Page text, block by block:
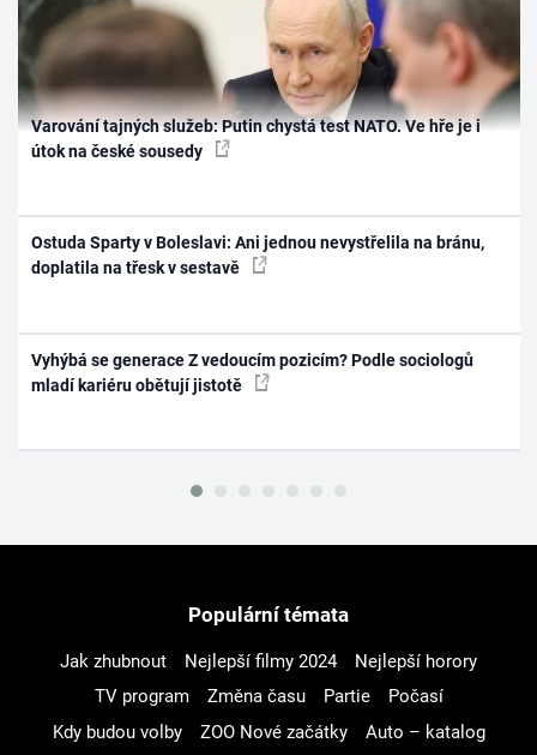
Varování tajných služeb: Putin chystá test NATO. Ve hře je i
útok na české sousedy
Ostuda Sparty v Boleslavi: Ani jednou nevystřelila na bránu,
doplatila na třesk v sestavě
Vyhýbá se generace Z vedoucím pozicím? Podle sociologů
mladí kariéru obětují jistotě
Populární témata
Jak zhubnout Nejlepší filmy 2024
Nejlepší horory
TV program
Změna času Partie
Počasí
Kdy budou volby
ZOO Nové začátky
Auto – katalog